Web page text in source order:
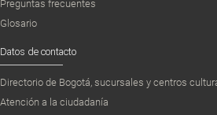
Preguntas frecuentes
Glosario
Datos de contacto
Directorio de Bogotá, sucursales y centros
Atención a la ciudadanía